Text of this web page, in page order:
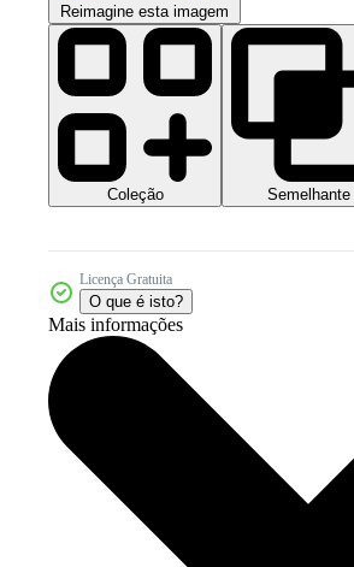
Reimagine esta imagem
Coleção Semelhante
Licença Gratuita
O que é isto?
Mais informações